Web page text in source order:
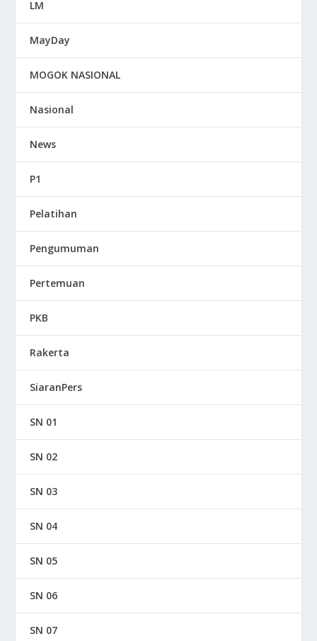
LM
MayDay
MOGOK NASIONAL
Nasional
News
P1
Pelatihan
Pengumuman
Pertemuan
PKB
Rakerta
SiaranPers
SN 01
SN 02
SN 03
SN 04
SN 05
SN 06
SN 07